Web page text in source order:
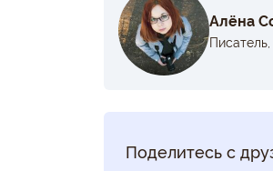
Алёна
Поделитесь с